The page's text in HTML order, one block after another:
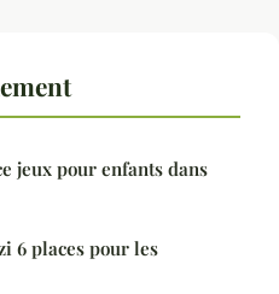
jeux pour enfants dans
6 places pour les